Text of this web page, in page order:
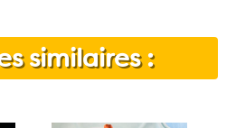
similaires :